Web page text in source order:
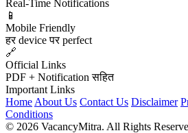
Real-Time Notifications
📱
Mobile Friendly
हर device पर perfect
🔗
Official Links
PDF + Notification सहित
Important Links
Home About Us Contact Us Disclaimer
Conditions
© 2026 VacancyMitra. All Rights